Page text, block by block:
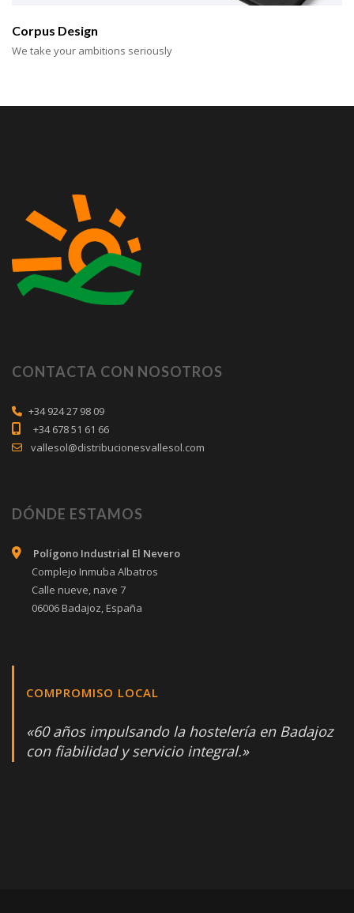
Corpus Design
We take your ambitions seriously
CONTACTA CON NOSOTROS
+34 924 27 98 09
+34 678 51 61 66
vallesol@distribucionesvallesol.com
DÓNDE ESTAMOS
Polígono Industrial El Nevero
Complejo Inmuba Albatros
Calle nueve, nave 7
06006 Badajoz, España
COMPROMISO LOCAL
«60 años impulsando la hostelería en Badajoz
con fiabilidad y servicio integral.»